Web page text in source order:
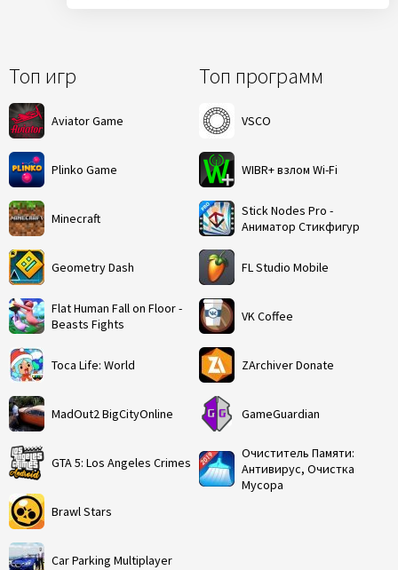
Топ игр
Aviator Game
Plinko Game
Minecraft
Geometry Dash
Flat Human Fall on Floor -
Beasts Fights
Toca Life: World
MadOut2 BigCityOnline
GTA 5: Los Angeles Crimes
Brawl Stars
Car Parking Multiplayer
Топ программ
VSCO
WIBR+ взлом Wi-Fi
Stick Nodes Pro -
Аниматор Стикфигур
FL Studio Mobile
VK Coffee
ZArchiver Donate
GameGuardian
Очиститель Памяти:
Антивирус, Очистка
Мусора